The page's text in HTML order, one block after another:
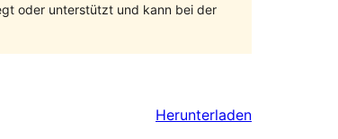
oder unterstützt und kann bei der
Herunterladen